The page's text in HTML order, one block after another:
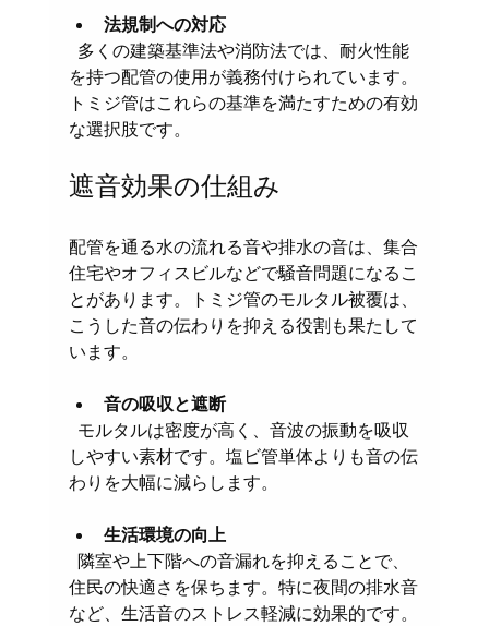
法規制への対応
を持つ配管の使用が義務付けられています。
トミジ管はこれらの基準を満たすための有効
な選択肢です。
遮音効果の仕組み
配管を通る水の流れる音や排水の音は、集合
住宅やオフィスビルなどで騒音問題になるこ
とがあります。トミジ管のモルタル被覆は、
こうした音の伝わりを抑える役割も果たして
います。
音の吸収と遮断
しやすい素材です。塩ビ管単体よりも音の伝
わりを大幅に減らします。
生活環境の向上
住民の快適さを保ちます。特に夜間の排水音
など、生活音のストレス軽減に効果的です。